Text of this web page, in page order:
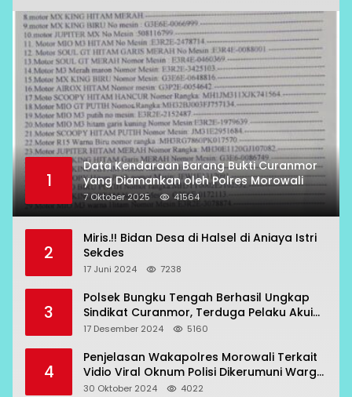
1
Data Kendaraan Barang Bukti Curanmor
yang Diamankan oleh Polres Morowali
7 Oktober 2025 41564
2
Miris.!! Bidan Desa di Halsel di Aniaya Istri
Sekdes
17 Juni 2024 7238
3
Polsek Bungku Tengah Berhasil Ungkap
Sindikat Curanmor, Terduga Pelaku Akui
Beraksi di 7 Lokasi
17 Desember 2024 5160
4
Penjelasan Wakapolres Morowali Terkait
Vidio Viral Oknum Polisi Dikerumuni Warga
Bahodopi
30 Oktober 2024 4022